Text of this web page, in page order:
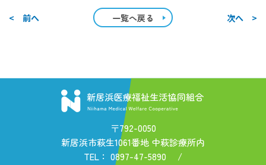
次へ >
一覧へ戻る
< 前へ
〒792-0050
新居浜市萩生1061番地 中萩診療所内
TEL： 0897-47-5890 /